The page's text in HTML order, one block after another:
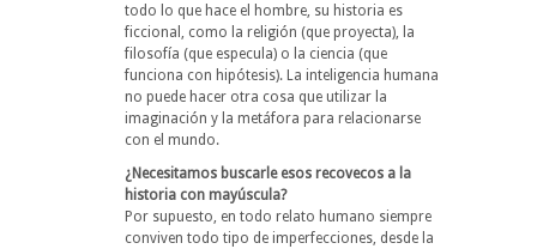
todo lo que hace el hombre, su historia es
ficcional, como la religión (que proyecta), la
filosofía (que especula) o la ciencia (que
funciona con hipótesis). La inteligencia humana
no puede hacer otra cosa que utilizar la
imaginación y la metáfora para relacionarse
con el mundo.
¿Necesitamos buscarle esos recovecos a la
historia con mayúscula?
Por supuesto, en todo relato humano siempre
conviven todo tipo de imperfecciones, desde la